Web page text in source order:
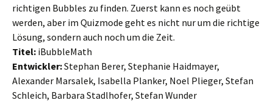
richtigen Bubbles zu finden. Zuerst kann es noch geübt
werden, aber im Quizmode geht es nicht nur um die richtige
Lösung, sondern auch noch um die Zeit.
Titel: iBubbleMath
Entwickler:Stephan Berer, Stephanie Haidmayer,
Alexander Marsalek, Isabella Planker, Noel Plieger, Stefan
Schleich, Barbara Stadlhofer, Stefan Wunder